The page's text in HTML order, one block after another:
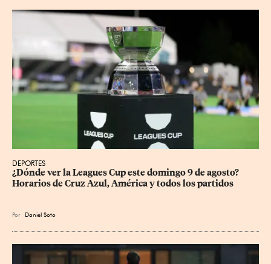
DEPORTES
¿Dónde ver la Leagues Cup este domingo 9 de agosto?
Horarios de Cruz Azul, América y todos los partidos
Por Daniel Soto